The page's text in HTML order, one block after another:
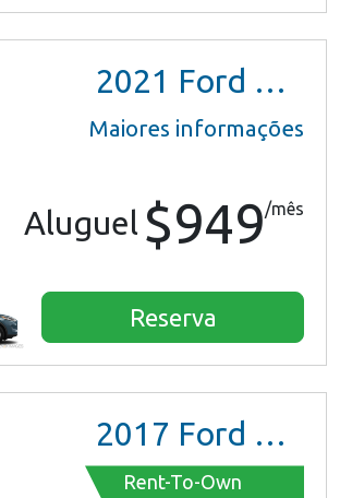
2021 Ford Escape SE Hybrid
Maiores informações
Aluguel $949/mês
Reserva
2017 Ford Mustang
Rent-To-Own